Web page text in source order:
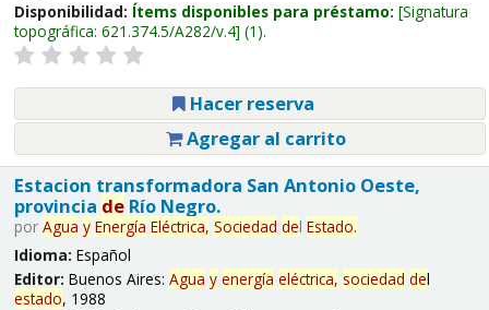
Disponibilidad: Ítems disponibles para préstamo: Signatura
topográfica: 621.374.5/A282/v.4 (1).
Hacer reserva
Agregar al carrito
Estacion transformadora San Antonio Oeste,
provincia deRío Negro.
por Agua y Energía Eléctrica, Sociedad del Estado.
Idioma: Español
Editor: Buenos Aires: Agua y energía eléctrica, sociedad del
estado, 1988